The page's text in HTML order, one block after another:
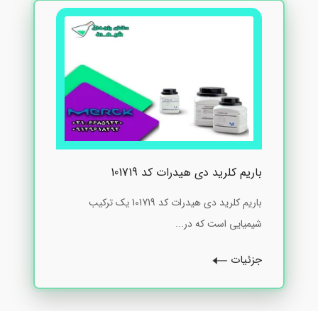
باریم کلرید دی هیدرات کد 101719
باریم کلرید دی هیدرات کد 101719 یک ترکیب
شیمیایی است که در...
جزئیات